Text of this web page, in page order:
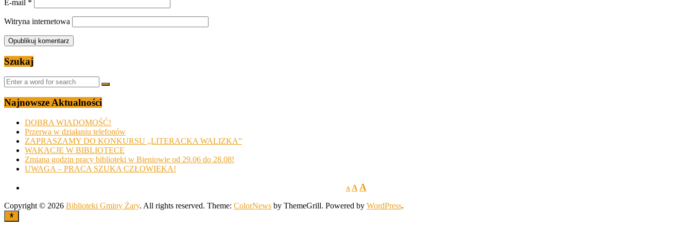
E-mail *
Witryna internetowa
Szukaj
Najnowsze Aktualności
DOBRA WIADOMOŚĆ!
Przerwa w działaniu telefonów
ZAPRASZAMY DO KONKURSU „LITERACKA WALIZKA”
WAKACJE W BIBLIOTECE
Zmiana godzin pracy biblioteki w Bieniowie od 29.06 do 28.08!
UWAGA – PRACA SZUKA CZŁOWIEKA!
A A A
Copyright © 2026 Biblioteki Gminy Żary. All rights reserved. Theme: ColorNews by ThemeGrill. Powered by WordPress.